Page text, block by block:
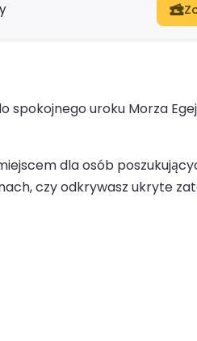
uroku Morza
dla osób
czy odkrywasz ukryte